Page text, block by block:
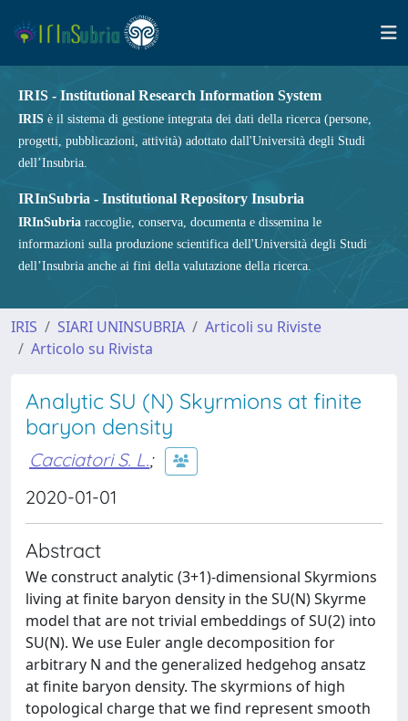
IRIS - Institutional Research Information System
IRIS è il sistema di gestione integrata dei dati della ricerca (persone,
progetti, pubblicazioni, attività) adottato dall'Università degli Studi
dell’Insubria.
IRInSubria - Institutional Repository Insubria
IRInSubria raccoglie, conserva, documenta e dissemina le
informazioni sulla produzione scientifica dell'Università degli Studi
dell’Insubria anche ai fini della valutazione della ricerca.
IRIS SIARI UNINSUBRIA
Articoli su Riviste
Articolo su Rivista
Analytic SU (N) Skyrmions at finite
baryon density
Cacciatori S. L.;
2020-01-01
Abstract
We construct analytic (3+1)-dimensional Skyrmions
living at finite baryon density in the SU(N) Skyrme
model that are not trivial embeddings of SU(2) into
SU(N). We use Euler angle decomposition for
arbitrary N and the generalized hedgehog ansatz
at finite baryon density. The skyrmions of high
topological charge that we find represent smooth